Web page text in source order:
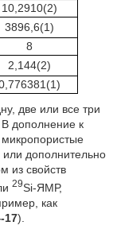
10,2910(2)
3896,6(1)
8
2,144(2)
две или все три
дополнение к
или дополнительно
из свойств
29Si-ЯМР,
как
17).